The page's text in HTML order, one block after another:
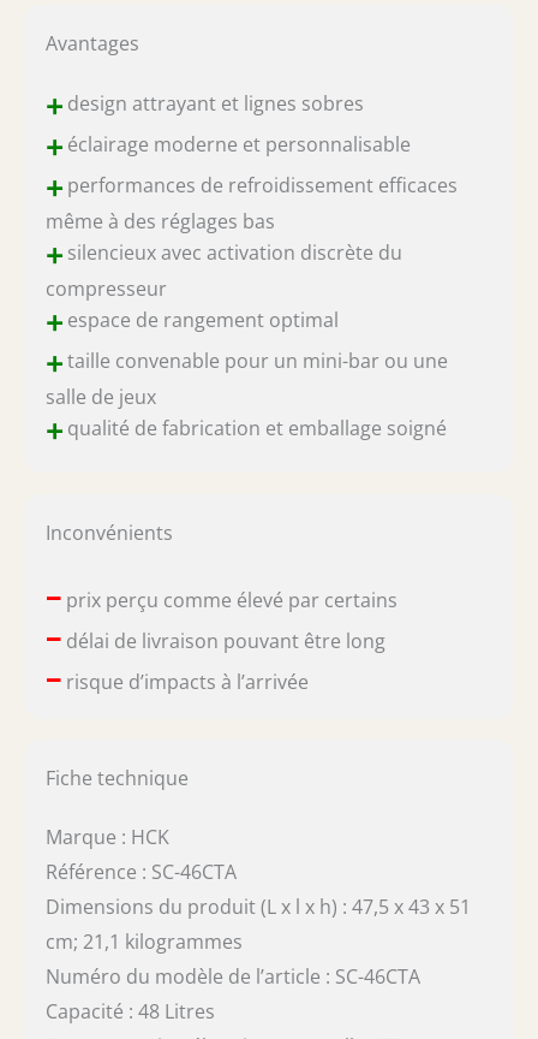
Avantages
+design attrayant et lignes sobres
+éclairage moderne et personnalisable
+performances de refroidissement efficaces
même à des réglages bas
+silencieux avec activation discrète du
compresseur
+espace de rangement optimal
+taille convenable pour un mini-bar ou une
salle de jeux
+qualité de fabrication et emballage soigné
Inconvénients
–prix perçu comme élevé par certains
–délai de livraison pouvant être long
–risque d’impacts à l’arrivée
Fiche technique
Marque : HCK
Référence : SC-46CTA
Dimensions du produit (L x l x h) : 47,5 x 43 x 51
cm; 21,1 kilogrammes
Numéro du modèle de l’article : SC-46CTA
Capacité : 48 Litres